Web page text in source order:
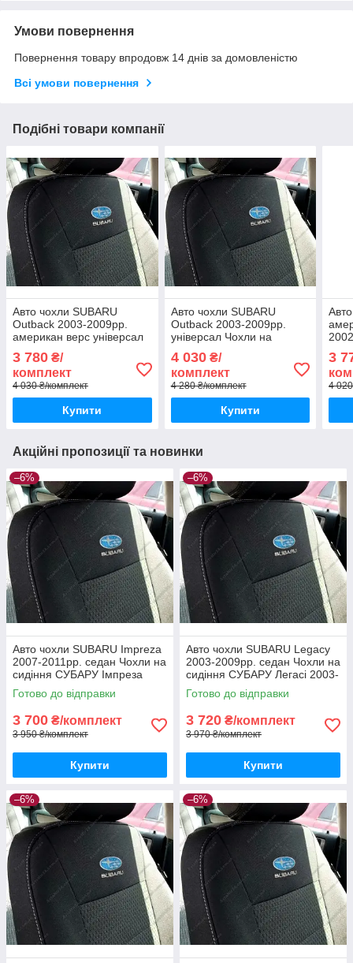
Умови повернення
Повернення товару впродовж 14 днів за домовленістю
Всі умови повернення
Подібні товари компанії
Авто чохли SUBARU
Outback 2003-2009рр.
американ верс універсал
Аутбек 2003-2009
3 780 ₴/
комплект
4 030 ₴/комплект
Купити
Авто чохли SUBARU
Outback 2003-2009рр.
універсал Чохли на
2003-2009рр. універсал
4 030₴/
комплект
4 280 ₴/комплект
Купити
3
4
Акційні пропозиції та новинки
–6%
Авто чохли SUBARU Impreza
2007-2011рр. седан Чохли на
сидіння СУБАРУ Імпреза
2007-2011рр. седан
Готово до відправки
3 700 ₴/комплект
3 950 ₴/комплект
Купити
–6%
Авто чохли SUBARU Legacy
2003-2009рр. седан Чохли на
сидіння СУБАРУ Легаcі 2003-
2009рр. седан
Готово до відправки
3 720 ₴/комплект
3 970 ₴/комплект
Купити
–6% –6%